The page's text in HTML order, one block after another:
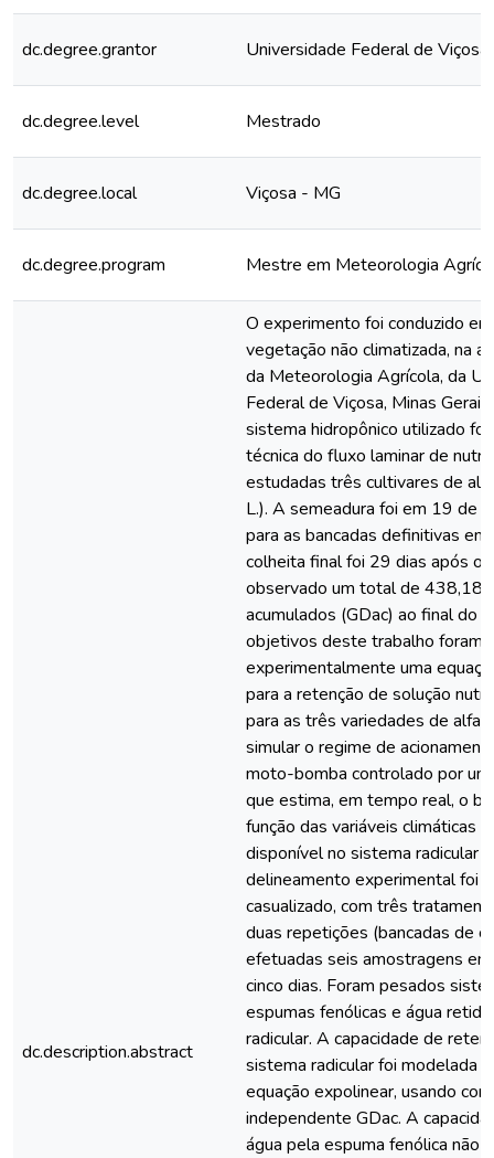
dc.degree.grantor Universidade Federal de Viçosa
dc.degree.level Mestrado
dc.degree.local Viçosa - MG
dc.degree.program Mestre em Meteorologia
dc.description.abstract
O experimento foi conduzido
vegetação não climatizada, na
da Meteorologia Agrícola, da
Federal de Viçosa, Minas
sistema hidropônico utilizado
técnica do fluxo laminar de
estudadas três cultivares de
L.). A semeadura foi em 19 de
para as bancadas definitivas
colheita final foi 29 dias após o
observado um total de
acumulados (GDac) ao final do
objetivos deste trabalho foram:
experimentalmente uma
para a retenção de solução
para as três variedades de
simular o regime de
moto-bomba controlado por
que estima, em tempo real, o
função das variáveis climáticas
disponível no sistema radicular
delineamento experimental foi
casualizado, com três
duas repetições (bancadas de
efetuadas seis amostragens
cinco dias. Foram pesados
espumas fenólicas e água
radicular. A capacidade de
sistema radicular foi modelada
equação expolinear, usando
independente GDac. A
água pela espuma fenólica não